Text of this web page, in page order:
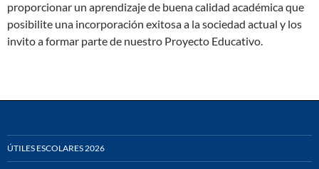
proporcionar un aprendizaje de buena calidad académica que
posibilite una incorporación exitosa a la sociedad actual y los
invito a formar parte de nuestro Proyecto Educativo.
ÚTILES ESCOLARES 2026